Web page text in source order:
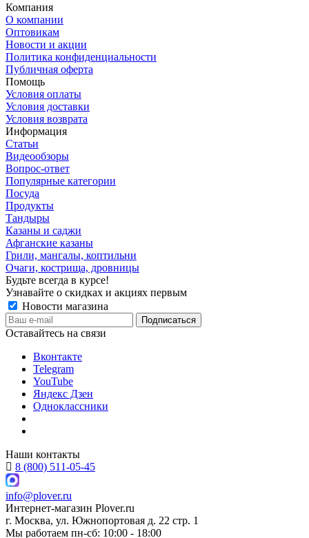
Компания
О компании
Оптовикам
Новости и акции
Политика конфиденциальности
Публичная оферта
Помощь
Условия оплаты
Условия доставки
Условия возврата
Информация
Статьи
Видеообзоры
Вопрос-ответ
Популярные категории
Посуда
Продукты
Тандыры
Казаны и саджи
Афганские казаны
Грили, мангалы, коптильни
Очаги, кострища, дровницы
Будьте всегда в курсе!
Узнавайте о скидках и акциях первым
Новости магазина
Оставайтесь на связи
Вконтакте
Telegram
YouTube
Яндекс Дзен
Одноклассники
Наши контакты
8 (800) 511-05-45
info@plover.ru
Интернет-магазин Plover.ru
г. Москва, ул. Южнопортовая д. 22 стр. 1
Мы работаем пн-сб: 10:00 - 18:00